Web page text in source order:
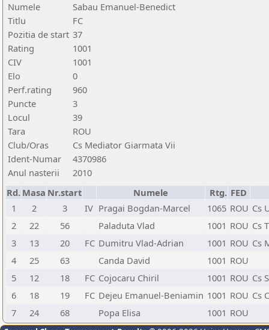
Numele
Sabau Emanuel-Benedict
Titlu
FC
Pozitia de start 37
Rating
1001
CIV
1001
Elo
0
Perf.rating
960
Puncte
3
Locul
39
Tara
ROU
Club/Oras
Cs Mediator Giarmata Vii
Ident-Numar
4370986
Anul nasterii
2010
Rd. Masa Nr.start Numele Rtg. FED
1
2 3 IV Pragai Bogdan-Marcel 1065 ROU Cs
2
22 56 Paladuta Vlad 1001 ROU Cs
3
13 20 FC Dumitru Vlad-Adrian 1001 ROU Cs
4
25 63 Canda David 1001 ROU
5
12 18 FC Cojocaru Chiril 1001 ROU Cs
6
18 19 FC Dejeu Emanuel-Beniamin 1001 ROU Cs
7
24 68 Popa Elisa 1001 ROU